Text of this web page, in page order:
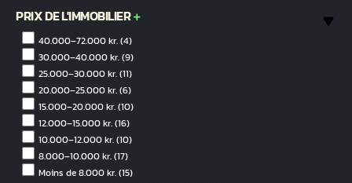
PRIX DE L'IMMOBILIER
40.000–72.000 kr.(4)
30.000–40.000 kr.(9)
25.000–30.000 kr.(11)
20.000–25.000 kr.(6)
15.000–20.000 kr.(10)
12.000–15.000 kr.(16)
10.000–12.000 kr.(10)
8.000–10.000 kr.(17)
Moins de 8.000 kr.(15)